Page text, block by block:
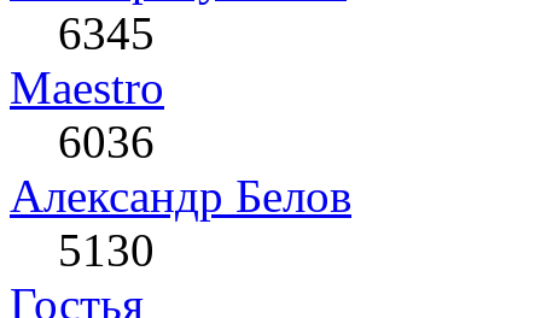
6345
Maestro
6036
Александр Белов
5130
Гостья